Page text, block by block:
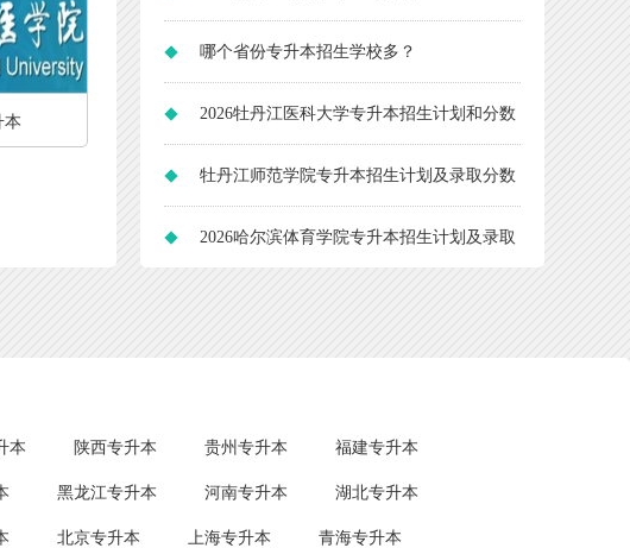
本
哪个省份专升本招生学校多？
2026牡丹江医科大学专升本招生计划和分数
线
牡丹江师范学院专升本招生计划及录取分数
线2026
2026哈尔滨体育学院专升本招生计划及录取
本 陕西专升本 贵州专升本 福建专升本
黑龙江专升本 河南专升本 湖北专升本
北京专升本 上海专升本 青海专升本